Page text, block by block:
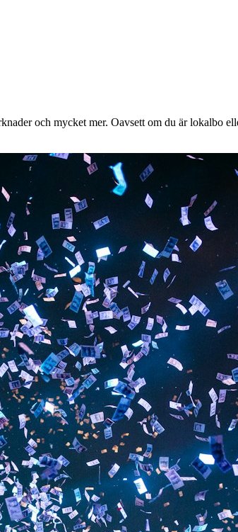
och mycket mer. Oavsett om du är lokalbo